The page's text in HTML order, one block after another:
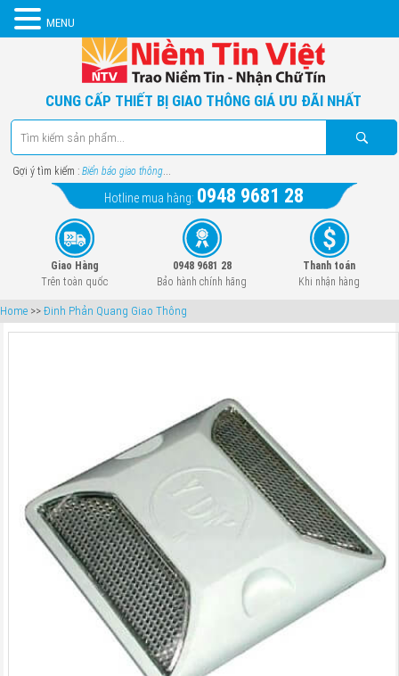
CUNG CẤP THIẾT BỊ GIAO THÔNG GIÁ ƯU ĐÃI NHẤT
Gợi ý tìm kiếm : Biển báo giao thông...
Hotline mua hàng: 0948 9681 28
Giao Hàng
Trên toàn quốc
0948 9681 28
Bảo hành chính hãng
Thanh toán
Khi nhận hàng
Home >> Đinh Phản Quang Giao Thông
MENU